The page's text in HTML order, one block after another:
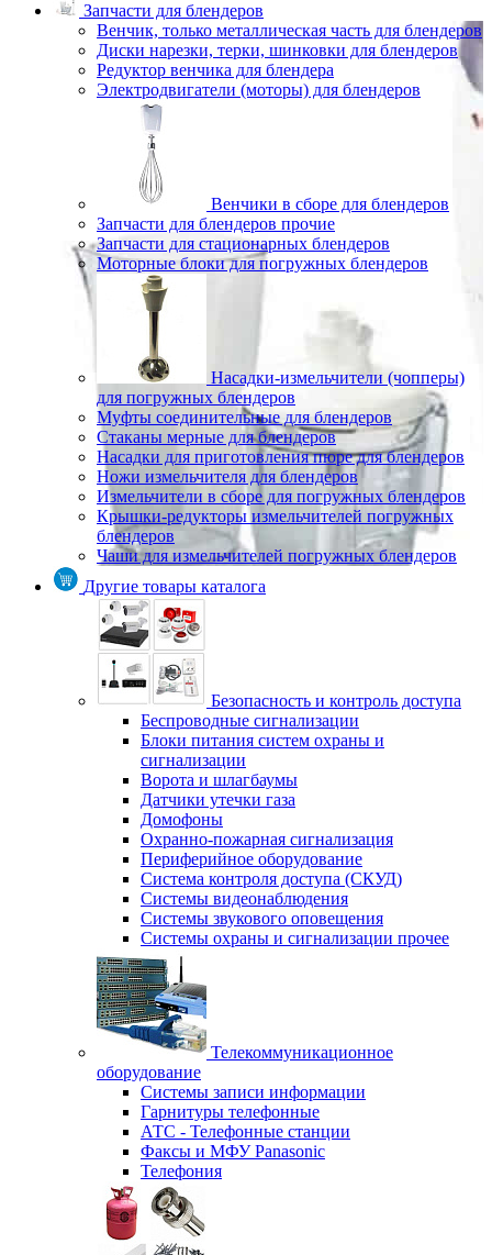
Запчасти для блендеров
Венчик, только металлическая часть для блендеров
Диски нарезки, терки, шинковки для блендеров
Редуктор венчика для блендера
Электродвигатели (моторы) для блендеров
Венчики в сборе для блендеров
Запчасти для блендеров прочие
Запчасти для стационарных блендеров
Моторные блоки для погружных блендеров
Насадки-измельчители (чопперы)
для погружных блендеров
Муфты соединительные для блендеров
Стаканы мерные для блендеров
Насадки для приготовления пюре для блендеров
Ножи измельчителя для блендеров
Измельчители в сборе для погружных блендеров
Крышки-редукторы измельчителей погружных
блендеров
Чаши для измельчителей погружных блендеров
Другие товары каталога
Безопасность и контроль доступа
Беспроводные сигнализации
Блоки питания систем охраны и
сигнализации
Ворота и шлагбаумы
Датчики утечки газа
Домофоны
Охранно-пожарная сигнализация
Периферийное оборудование
Система контроля доступа (СКУД)
Системы видеонаблюдения
Системы звукового оповещения
Системы охраны и сигнализации прочее
Телекоммуникационное
оборудование
Системы записи информации
Гарнитуры телефонные
АТС - Телефонные станции
Факсы и МФУ Panasonic
Телефония